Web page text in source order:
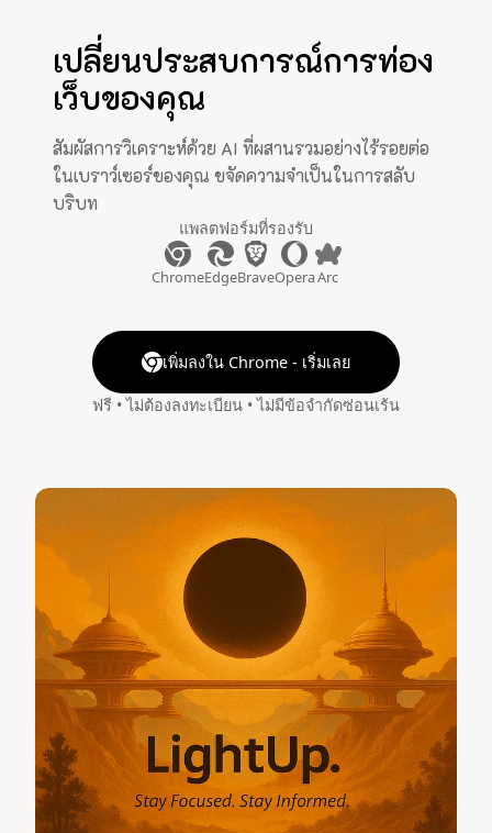
เปลี่ยนประสบการณ์การท่อง
เว็บของคุณ
สัมผัสการวิเคราะห์ด้วย AI ที่ผสานรวมอย่างไร้รอยต่อ
ในเบราว์เซอร์ของคุณ ขจัดความจำเป็นในการสลับ
บริบท
แพลตฟอร์มที่รองรับ
ChromeEdgeBraveOperaArc
เพิ่มลงใน Chrome - เริ่มเลย
ฟรี • ไม่ต้องลงทะเบียน • ไม่มีข้อจำกัดซ่อนเร้น